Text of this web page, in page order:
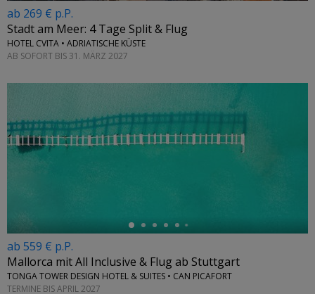
ab 269 € p.P.
Stadt am Meer: 4 Tage Split & Flug
HOTEL CVITA • ADRIATISCHE KÜSTE
AB SOFORT BIS 31. MÄRZ 2027
←
ab 559 € p.P.
Mallorca mit All Inclusive & Flug ab Stuttgart
TONGA TOWER DESIGN HOTEL & SUITES • CAN PICAFORT
TERMINE BIS APRIL 2027